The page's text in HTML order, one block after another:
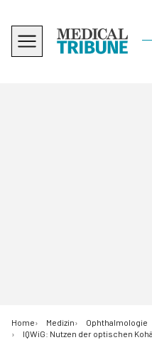
Home Medizin
Ophthalmologie
IQWiG: Nutzen der optischen